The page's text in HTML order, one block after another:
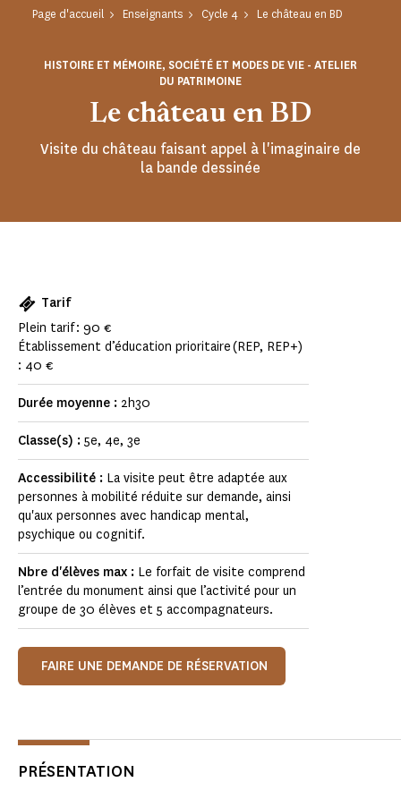
Page d'accueil Enseignants Cycle 4 Le château en BD
Le château en BD
HISTOIRE ET MÉMOIRE, SOCIÉTÉ ET MODES DE VIE - ATELIER
DU PATRIMOINE
Visite du château faisant appel à l'imaginaire de
la bande dessinée
Tarif
Plein tarif : 90 €
Établissement d’éducation prioritaire (REP, REP+)
: 40 €
Durée moyenne : 2h30
Classe(s) : 5e, 4e, 3e
Accessibilité : La visite peut être adaptée aux
personnes à mobilité réduite sur demande, ainsi
qu'aux personnes avec handicap mental,
psychique ou cognitif.
Nbre d'élèves max : Le forfait de visite comprend
l’entrée du monument ainsi que l’activité pour un
groupe de 30 élèves et 5 accompagnateurs.
FAIRE UNE DEMANDE DE RÉSERVATION
PRÉSENTATION